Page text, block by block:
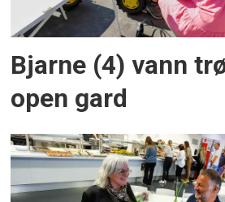
Bjarne (4) vann
open gard